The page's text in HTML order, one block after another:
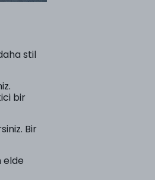
stil
bir
Bir
elde